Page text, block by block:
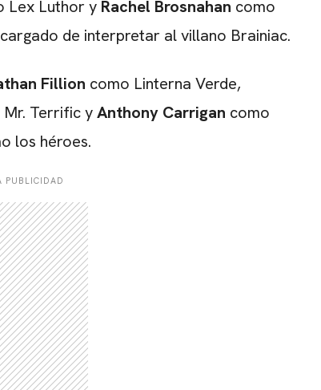
Lex Luthor y Rachel Brosnahan como
de interpretar al villano Brainiac.
Fillion como Linterna Verde,
Terrific yAnthony Carrigan como
los héroes.
PUBLICIDAD